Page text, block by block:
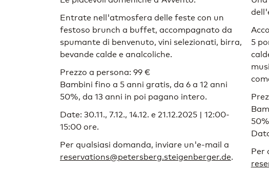
Entrate nell'atmosfera delle feste con un
festoso brunch a buffet, accompagnato da
spumante di benvenuto, vini selezionati, birra,
bevande calde e analcoliche.
Prezzo a persona: 99 €
Bambini fino a 5 anni gratis, da 6 a 12 anni
50%, da 13 anni in poi pagano intero.
Date: 30.11., 7.12., 14.12. e 21.12.2025 | 12:00-
15:00 ore.
Per qualsiasi domanda, inviare un'e-mail a
reservations@petersberg.steigenberger.de.
5
Per